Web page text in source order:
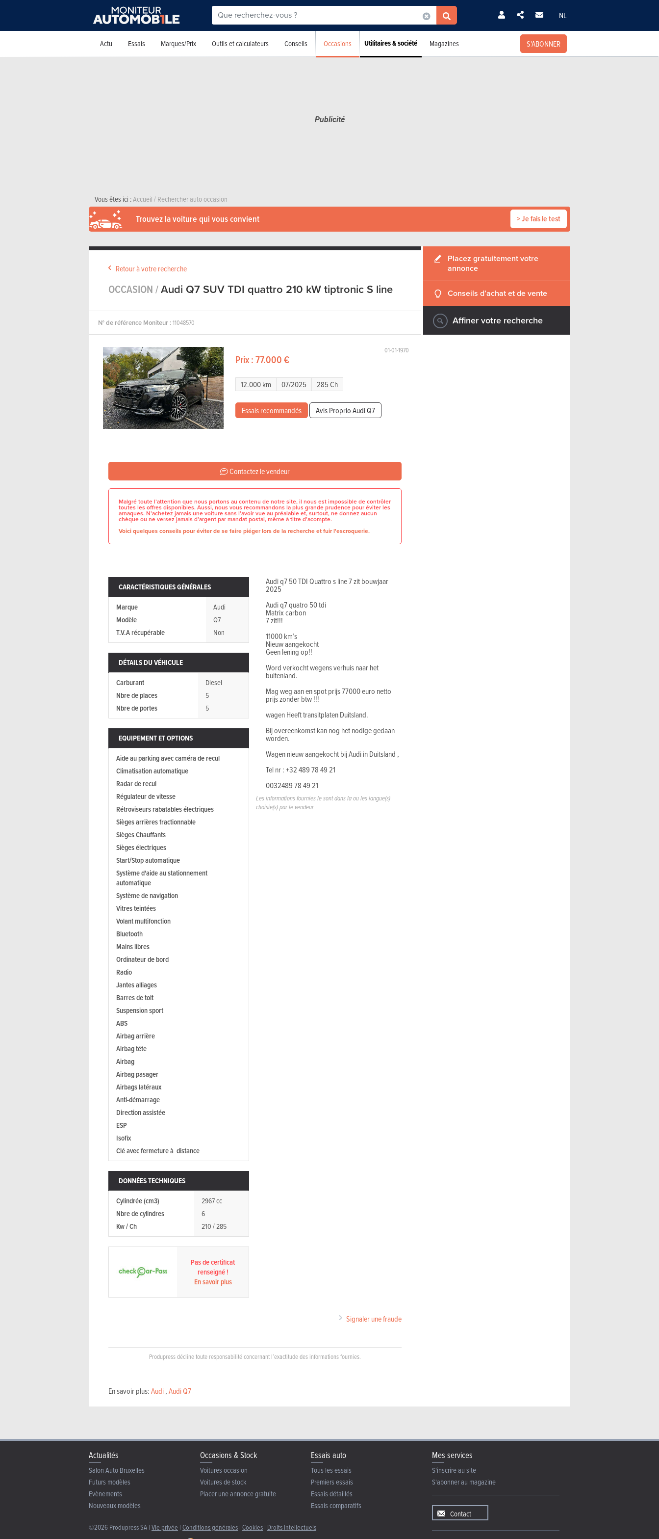
NL
Actu Essais Marques/Prix Outils et calculateurs Conseils Occasions Utilitaires & société Magazines S'ABONNER
Vous êtes ici :Accueil/Rechercher auto occasion
Trouvez la voiture qui vous convient > Je fais le test
Retour à votre recherche
OCCASION /Audi Q7 SUV TDI quattro 210 kW tiptronic S line
N° de référence Moniteur :11048570
01-01-1970
Prix :77.000 €
12.000 km 07/2025 285 Ch
Essais recommandés Avis Proprio Audi Q7
Contactez le vendeur
Malgré toute l’attention que nous portons au contenu de notre site, il nous est impossible de contrôler
toutes les offres disponibles. Aussi, nous vous recommandons la plus grande prudence pour éviter les
arnaques. N’achetez jamais une voiture sans l’avoir vue au préalable et, surtout, ne donnez aucun
chèque ou ne versez jamais d’argent par mandat postal, même à titre d’acompte.
Voici quelques conseils pour éviter de se faire piéger lors de la recherche et fuir l'escroquerie.
CARACTÉRISTIQUES GÉNÉRALES
Marque
Audi
Modèle
Q7
T.V.A récupérable
Non
DÉTAILS DU VÉHICULE
Carburant
Diesel
Nbre de places
5
Nbre de portes
5
EQUIPEMENT ET OPTIONS
Aide au parking avec caméra de recul
Climatisation automatique
Radar de recul
Régulateur de vitesse
Rétroviseurs rabatables électriques
Sièges arrières fractionnable
Sièges Chauffants
Sièges électriques
Start/Stop automatique
Système d'aide au stationnement
automatique
Système de navigation
Vitres teintées
Volant multifonction
Bluetooth
Mains libres
Ordinateur de bord
Radio
Jantes alliages
Barres de toit
Suspension sport
ABS
Airbag arrière
Airbag tête
Airbag
Airbag pasager
Airbags latéraux
Anti-démarrage
Direction assistée
ESP
Isofix
Clé avec fermeture à distance
DONNÉES TECHNIQUES
Cylindrée (cm3)
2967 cc
Nbre de cylindres
6
Kw / Ch
210 / 285
Pas de certificat
renseigné !
En savoir plus
Audi q7 50 TDI Quattro s line 7 zit bouwjaar
2025
Audi q7 quatro 50 tdi
Matrix carbon
7 zit!!!
11000 km’s
Nieuw aangekocht
Geen lening op!!
Word verkocht wegens verhuis naar het
buitenland.
Mag weg aan en spot prijs 77000 euro netto
prijs zonder btw !!!
wagen Heeft transitplaten Duitsland.
Bij overeenkomst kan nog het nodige gedaan
worden.
Wagen nieuw aangekocht bij Audi in Duitsland ,
Tel nr : +32 489 78 49 21
0032489 78 49 21
Les informations fournies le sont dans la ou les langue(s)
choisie(s) par le vendeur
Signaler une fraude
Produpress décline toute responsabilité concernant l’exactitude des informations fournies.
En savoir plus:Audi,Audi Q7
Placez gratuitement votre
annonce
Conseils d’achat et de vente
Affiner votre recherche
Actualités
Salon Auto Bruxelles
Futurs modèles
Evènements
Nouveaux modèles
Occasions & Stock
Voitures occasion
Voitures de stock
Placer une annonce gratuite
Essais auto
Tous les essais
Premiers essais
Essais détaillés
Essais comparatifs
©2026 Produpress SA | Vie privée | Conditions générales | Cookies | Droits intellectuels
Mes services
S'inscrire au site
S'abonner au magazine
Contact